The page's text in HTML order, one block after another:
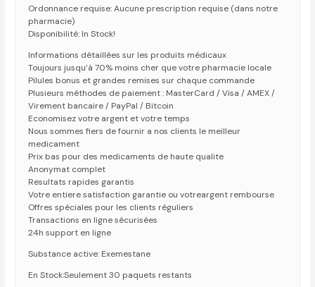
Ordonnance requise: Aucune prescription requise (dans notre
pharmacie)
Disponibilité: In Stock!
Informations détaillées sur les produits médicaux
Toujours jusqu’à 70% moins cher que votre pharmacie locale
Pilules bonus et grandes remises sur chaque commande
Plusieurs méthodes de paiement : MasterCard / Visa / AMEX /
Virement bancaire / PayPal / Bitcoin
Economisez votre argent et votre temps
Nous sommes fiers de fournir a nos clients le meilleur
medicament
Prix bas pour des medicaments de haute qualite
Anonymat complet
Resultats rapides garantis
Votre entiere satisfaction garantie ou votreargent rembourse
Offres spéciales pour les clients réguliers
Transactions en ligne sécurisées
24h support en ligne
Substance active: Exemestane
En Stock:Seulement 30 paquets restants